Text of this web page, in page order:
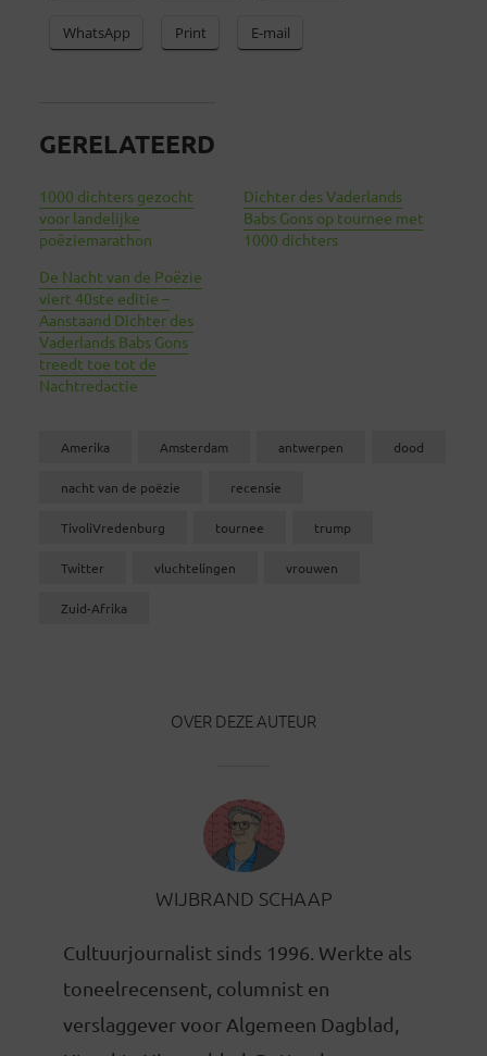
WhatsApp Print E-mail
GERELATEERD
1000 dichters gezocht
voor landelijke
poëziemarathon
Dichter des Vaderlands
Babs Gons op tournee met
1000 dichters
De Nacht van de Poëzie
viert 40ste editie –
Aanstaand Dichter des
Vaderlands Babs Gons
treedt toe tot de
Nachtredactie
Amerika Amsterdam antwerpen dood
nacht van de poëzie recensie
TivoliVredenburg tournee trump
Twitter vluchtelingen vrouwen
Zuid-Afrika
OVER DEZE AUTEUR
WIJBRAND SCHAAP
Cultuurjournalist sinds 1996. Werkte als
toneelrecensent, columnist en
verslaggever voor Algemeen Dagblad,